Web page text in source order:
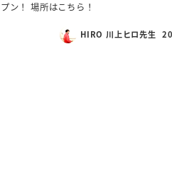
プン！ 場所はこちら！
HIRO 川上ヒロ先生